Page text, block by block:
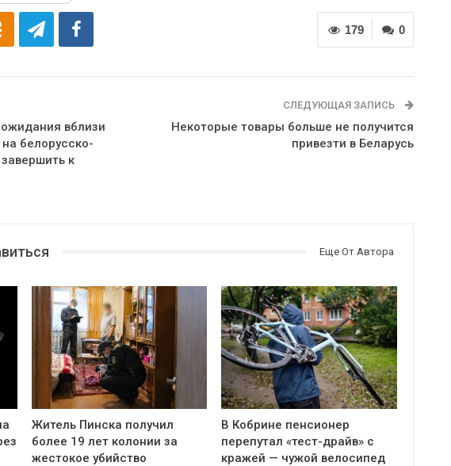
0
179
вблизи
на белорусско-
к
СЛЕДУЮЩАЯ ЗАПИСЬ
Некоторые товары больше не получится
привезти в Беларусь
Еще От Автора
Житель Пинска получил
более 19 лет колонии за
жестокое убийство
В Кобрине пенсионер
перепутал «тест-драйв» с
кражей — чужой велосипед